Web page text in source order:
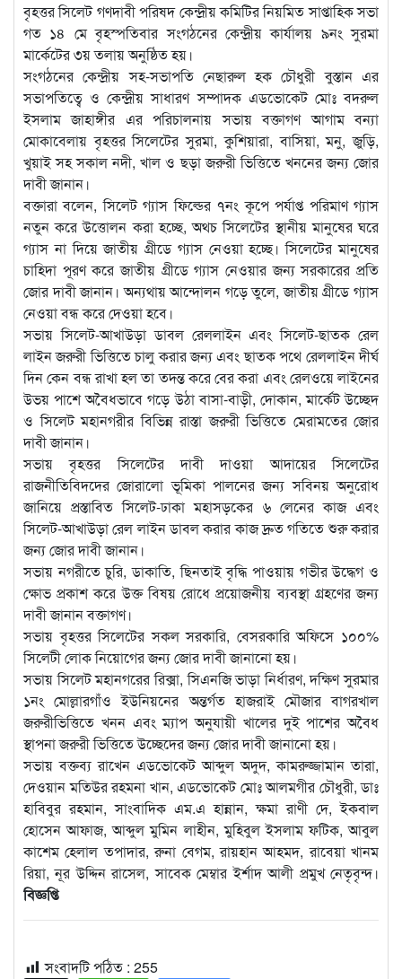
বৃহত্তর সিলেট গণদাবী পরিষদ কেন্দ্রীয় কমিটির নিয়মিত সাপ্তাহিক সভা
গত ১৪ মে বৃহস্পতিবার সংগঠনের কেন্দ্রীয় কার্যালয় ৯নং সুরমা
মার্কেটের ৩য় তলায় অনুষ্ঠিত হয়।
সংগঠনের কেন্দ্রীয় সহ-সভাপতি নেছারুল হক চৌধুরী বুস্তান এর
সভাপতিত্বে ও কেন্দ্রীয় সাধারণ সম্পাদক এডভোকেট মোঃ বদরুল
ইসলাম জাহাঙ্গীর এর পরিচালনায় সভায় বক্তাগণ আগাম বন্যা
মোকাবেলায় বৃহত্তর সিলেটের সুরমা, কুশিয়ারা, বাসিয়া, মনু, জুড়ি,
খুয়াই সহ সকাল নদী, খাল ও ছড়া জরুরী ভিত্তিতে খননের জন্য জোর
দাবী জানান।
বক্তারা বলেন, সিলেট গ্যাস ফিল্ডের ৭নং কূপে পর্যাপ্ত পরিমাণ গ্যাস
নতুন করে উত্তোলন করা হচ্ছে, অথচ সিলেটের স্থানীয় মানুষের ঘরে
গ্যাস না দিয়ে জাতীয় গ্রীডে গ্যাস নেওয়া হচ্ছে। সিলেটের মানুষের
চাহিদা পূরণ করে জাতীয় গ্রীডে গ্যাস নেওয়ার জন্য সরকারের প্রতি
জোর দাবী জানান। অন্যথায় আন্দোলন গড়ে তুলে, জাতীয় গ্রীডে গ্যাস
নেওয়া বন্ধ করে দেওয়া হবে।
সভায় সিলেট-আখাউড়া ডাবল রেললাইন এবং সিলেট-ছাতক রেল
লাইন জরুরী ভিত্তিতে চালু করার জন্য এবং ছাতক পথে রেললাইন দীর্ঘ
দিন কেন বন্ধ রাখা হল তা তদন্ত করে বের করা এবং রেলওয়ে লাইনের
উভয় পাশে অবৈধভাবে গড়ে উঠা বাসা-বাড়ী, দোকান, মার্কেট উচ্ছেদ
ও সিলেট মহানগরীর বিভিন্ন রাস্তা জরুরী ভিত্তিতে মেরামতের জোর
দাবী জানান।
সভায় বৃহত্তর সিলেটের দাবী দাওয়া আদায়ের সিলেটের
রাজনীতিবিদদের জোরালো ভূমিকা পালনের জন্য সবিনয় অনুরোধ
জানিয়ে প্রস্তাবিত সিলেট-ঢাকা মহাসড়কের ৬ লেনের কাজ এবং
সিলেট-আখাউড়া রেল লাইন ডাবল করার কাজ দ্রুত গতিতে শুরু করার
জন্য জোর দাবী জানান।
সভায় নগরীতে চুরি, ডাকাতি, ছিনতাই বৃদ্ধি পাওয়ায় গভীর উদ্ধেগ ও
ক্ষোভ প্রকাশ করে উক্ত বিষয় রোধে প্রয়োজনীয় ব্যবস্থা গ্রহণের জন্য
দাবী জানান বক্তাগণ।
সভায় বৃহত্তর সিলেটের সকল সরকারি, বেসরকারি অফিসে ১০০%
সিলেটী লোক নিয়োগের জন্য জোর দাবী জানানো হয়।
সভায় সিলেট মহানগরের রিক্সা, সিএনজি ভাড়া নির্ধারণ, দক্ষিণ সুরমার
১নং মোল্লারগাঁও ইউনিয়নের অন্তর্গত হাজরাই মৌজার বাগরখাল
জরুরীভিত্তিতে খনন এবং ম্যাপ অনুযায়ী খালের দুই পাশের অবৈধ
স্থাপনা জরুরী ভিত্তিতে উচ্ছেদের জন্য জোর দাবী জানানো হয়।
সভায় বক্তব্য রাখেন এডভোকেট আব্দুল অদুদ, কামরুজ্জামান তারা,
দেওয়ান মতিউর রহমনা খান, এডভোকেট মোঃ আলমগীর চৌধুরী, ডাঃ
হাবিবুর রহমান, সাংবাদিক এম.এ হান্নান, ক্ষমা রাণী দে, ইকবাল
হোসেন আফাজ, আব্দুল মুমিন লাহীন, মুহিবুল ইসলাম ফটিক, আবুল
কাশেম হেলাল তপাদার, রুনা বেগম, রায়হান আহমদ, রাবেয়া খানম
রিয়া, নূর উদ্দিন রাসেল, সাবেক মেম্বার ইর্শাদ আলী প্রমুখ নেতৃবৃন্দ।
বিজ্ঞপ্তি
সংবাদটি পঠিত : 255